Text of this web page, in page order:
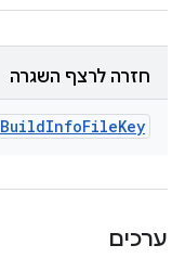
חזרה לרצף השגרה
BuildInfoFileKey
ערכים